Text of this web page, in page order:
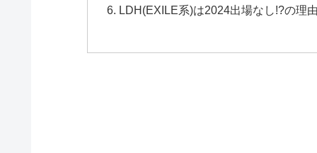
LDH(EXILE系)は2024出場なし!?の理